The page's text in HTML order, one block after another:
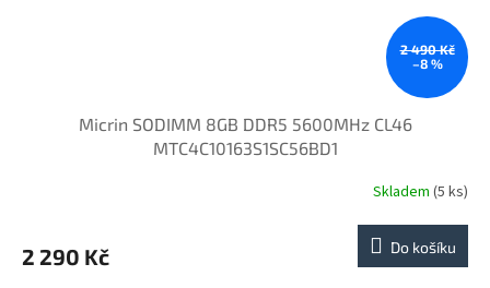
2 490 Kč
–8 %
Micrin SODIMM 8GB DDR5 5600MHz CL46
MTC4C10163S1SC56BD1
Skladem (5 ks)
2 290 Kč Do košíku